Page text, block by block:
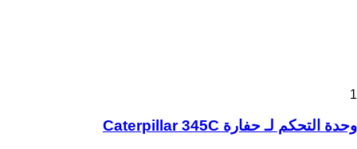
1
وحدة التحكم لـ حفارة Caterpillar 345C